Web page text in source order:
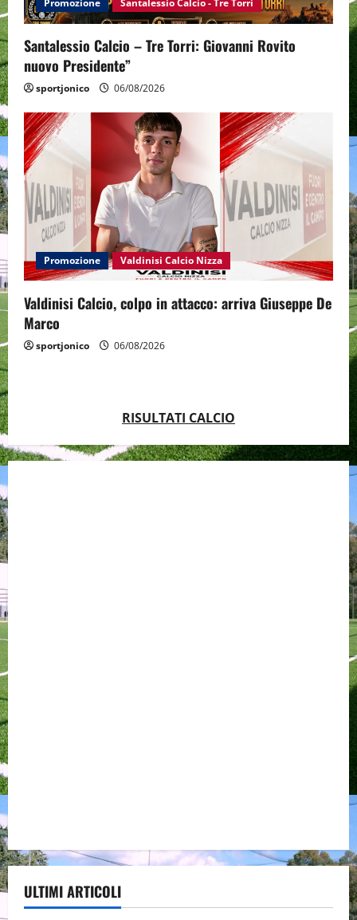
Santalessio Calcio – Tre Torri: Giovanni Rovito
nuovo Presidente”
sportjonico 06/08/2026
Promozione Valdinisi Calcio Nizza
Valdinisi Calcio, colpo in attacco: arriva Giuseppe De
Marco
sportjonico 06/08/2026
RISULTATI CALCIO
ULTIMI ARTICOLI